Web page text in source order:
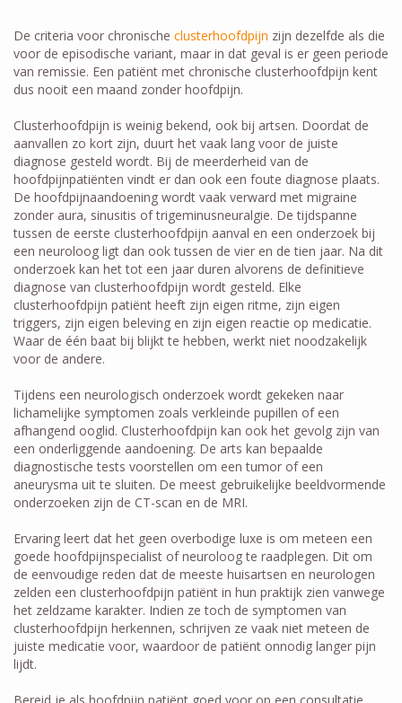
De criteria voor chronische clusterhoofdpijn zijn dezelfde als die
voor de episodische variant, maar in dat geval is er geen periode
van remissie. Een patiënt met chronische clusterhoofdpijn kent
dus nooit een maand zonder hoofdpijn.
Clusterhoofdpijn is weinig bekend, ook bij artsen. Doordat de
aanvallen zo kort zijn, duurt het vaak lang voor de juiste
diagnose gesteld wordt. Bij de meerderheid van de
hoofdpijnpatiënten vindt er dan ook een foute diagnose plaats.
De hoofdpijnaandoening wordt vaak verward met migraine
zonder aura, sinusitis of trigeminusneuralgie. De tijdspanne
tussen de eerste clusterhoofdpijn aanval en een onderzoek bij
een neuroloog ligt dan ook tussen de vier en de tien jaar. Na dit
onderzoek kan het tot een jaar duren alvorens de definitieve
diagnose van clusterhoofdpijn wordt gesteld. Elke
clusterhoofdpijn patiënt heeft zijn eigen ritme, zijn eigen
triggers, zijn eigen beleving en zijn eigen reactie op medicatie.
Waar de één baat bij blijkt te hebben, werkt niet noodzakelijk
voor de andere.
Tijdens een neurologisch onderzoek wordt gekeken naar
lichamelijke symptomen zoals verkleinde pupillen of een
afhangend ooglid. Clusterhoofdpijn kan ook het gevolg zijn van
een onderliggende aandoening. De arts kan bepaalde
diagnostische tests voorstellen om een tumor of een
aneurysma uit te sluiten. De meest gebruikelijke beeldvormende
onderzoeken zijn de CT-scan en de MRI.
Ervaring leert dat het geen overbodige luxe is om meteen een
goede hoofdpijnspecialist of neuroloog te raadplegen. Dit om
de eenvoudige reden dat de meeste huisartsen en neurologen
zelden een clusterhoofdpijn patiënt in hun praktijk zien vanwege
het zeldzame karakter. Indien ze toch de symptomen van
clusterhoofdpijn herkennen, schrijven ze vaak niet meteen de
juiste medicatie voor, waardoor de patiënt onnodig langer pijn
lijdt.